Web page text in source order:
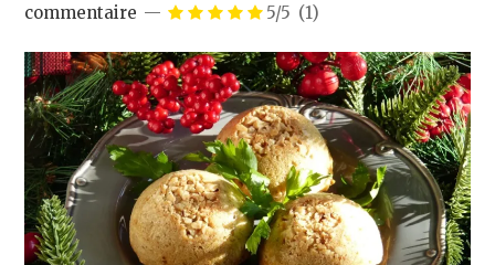
commentaire
5/5 (1)